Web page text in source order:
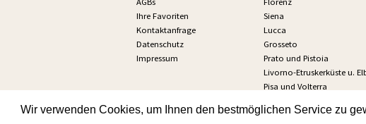
Wir verwenden Cookies, um Ihnen den bestmöglichen Service zu
Ihre Favoriten
Kontaktanfrage
Datenschutz
Impressum
Siena
Lucca
Grosseto
Prato und Pistoia
Livorno-Etruskerküste u.
Pisa und Volterra